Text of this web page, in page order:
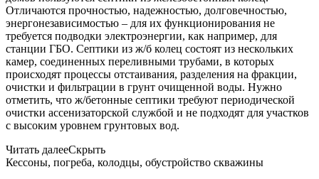
Отличаются прочностью, надежностью, долговечностью,
энергонезависимостью – для их функционирования не
требуется подводки электроэнергии, как например, для
станции ГБО. Септики из ж/б колец состоят из нескольких
камер, соединенных переливными трубами, в которых
происходят процессы отстаивания, разделения на фракции,
очистки и фильтрации в грунт очищенной воды. Нужно
отметить, что ж/бетонные септики требуют периодической
очистки ассенизаторской службой и не подходят для участков
с высоким уровнем грунтовых вод.
Читать далееСкрыть
Кессоны, погреба, колодцы, обустройство скважины